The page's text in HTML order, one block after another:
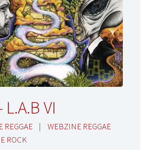
L.A.B VI
REGGAE |
WEBZINE REGGAE
ROCK